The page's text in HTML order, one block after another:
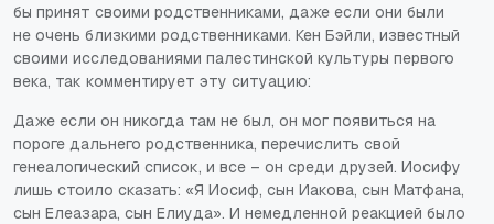
бы принят своими родственниками, даже если они были
не очень близкими родственниками. Кен Бэйли, известный
своими исследованиями палестинской культуры первого
века, так комментирует эту ситуацию:
Даже если он никогда там не был, он мог появиться на
пороге дальнего родственника, перечислить свой
генеалогический список, и все – он среди друзей. Иосифу
лишь стоило сказать: «Я Иосиф, сын Иакова, сын Матфана,
сын Елеазара, сын Елиуда». И немедленной реакцией было